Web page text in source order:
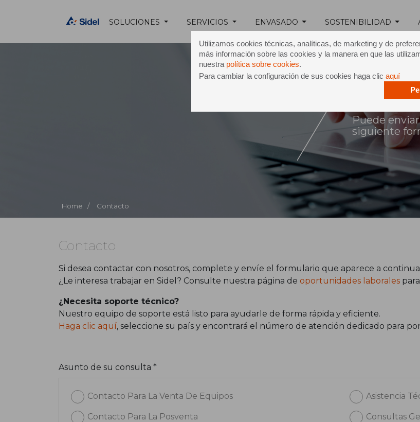
Utilizamos cookies técnicas, analíticas, de marketing y de
más información sobre las cookies y la manera en que las
nuestra política sobre cookies.
Para cambiar la configuración de sus cookies haga clic aquí
SOLUCIONES SERVICIOS ENVASADO SOSTENIBILIDAD
Home / Contacto
Puede
siguiente
Contacto
Si desea contactar con nosotros, complete y envíe el formulario que aparece a
¿Le interesa trabajar en Sidel? Consulte nuestra página de oportunidades laborales
¿Necesita soporte técnico?
Nuestro equipo de soporte está listo para ayudarle de forma rápida y eficiente.
Haga clic aquí, seleccione su país y encontrará el número de atención dedicado para
Asunto de su consulta *
Contacto Para La Venta De Equipos Asistencia
Contacto Para La Posventa Consultas